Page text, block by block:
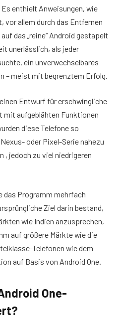
enthielt Anweisungen, wie
allem durch das Entfernen
das „reine“ Android gestapelt
unerlässlich, als jeder
ein unverwechselbares
– meist mit begrenztem Erfolg.
Entwurf für erschwingliche
mit aufgeblähten Funktionen
diese Telefone so
oder Pixel-Serie nahezu
, jedoch zu viel niedrigeren
das Programm mehrfach
Ziel darin bestand,
wie Indien anzusprechen,
auf größere Märkte wie die
Telefonen wie dem
auf Basis von Android One.
One-